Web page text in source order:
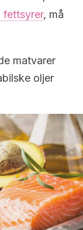
fettsyrer, må
matvarer
oljer